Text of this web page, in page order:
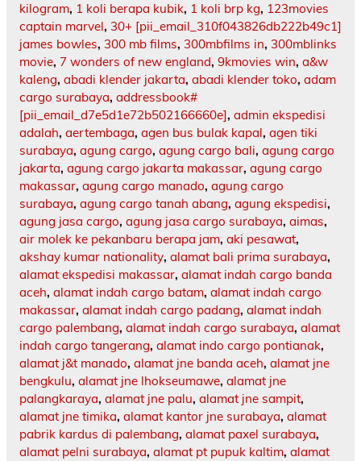
kilogram, 1 koli berapa kubik, 1 koli brp kg, 123movies
captain marvel, 30+ [pii_email_310f043826db222b49c1]
james bowles, 300 mb films, 300mbfilms in, 300mblinks
movie, 7 wonders of new england, 9kmovies win, a&w
kaleng, abadi klender jakarta, abadi klender toko, adam
cargo surabaya, addressbook#
[pii_email_d7e5d1e72b502166660e], admin ekspedisi
adalah, aertembaga, agen bus bulak kapal, agen tiki
surabaya, agung cargo, agung cargo bali, agung cargo
jakarta, agung cargo jakarta makassar, agung cargo
makassar, agung cargo manado, agung cargo
surabaya, agung cargo tanah abang, agung ekspedisi,
agung jasa cargo, agung jasa cargo surabaya, aimas,
air molek ke pekanbaru berapa jam, aki pesawat,
akshay kumar nationality, alamat bali prima surabaya,
alamat ekspedisi makassar, alamat indah cargo banda
aceh, alamat indah cargo batam, alamat indah cargo
makassar, alamat indah cargo padang, alamat indah
cargo palembang, alamat indah cargo surabaya, alamat
indah cargo tangerang, alamat indo cargo pontianak,
alamat j&t manado, alamat jne banda aceh, alamat jne
bengkulu, alamat jne lhokseumawe, alamat jne
palangkaraya, alamat jne palu, alamat jne sampit,
alamat jne timika, alamat kantor jne surabaya, alamat
pabrik kardus di palembang, alamat paxel surabaya,
alamat pelni surabaya, alamat pt pupuk kaltim, alamat